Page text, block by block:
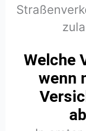
Welche
wenn